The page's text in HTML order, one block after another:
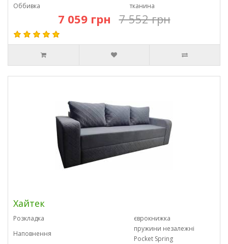
Оббивка
тканина
7 059 грн 7 552 грн
Хайтек
Розкладка
єврокнижка
Наповнення
пружини незалежні
Pocket Spring